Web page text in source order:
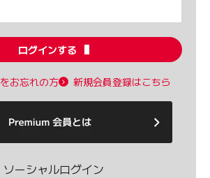
ログインする
お忘れの方 新規会員登録はこちら
ソーシャルログイン